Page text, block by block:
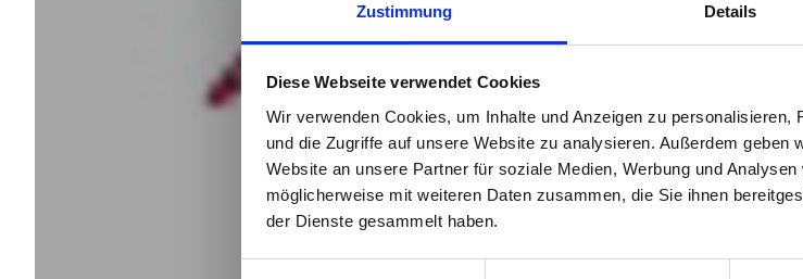
Zustimmung Details
Diese Webseite verwendet Cookies
Wir verwenden Cookies, um Inhalte und Anzeigen zu
und die Zugriffe auf unsere Website zu analysieren. Außerdem geben
Website an unsere Partner für soziale Medien, Werbung und
möglicherweise mit weiteren Daten zusammen, die Sie ihnen
der Dienste gesammelt haben.